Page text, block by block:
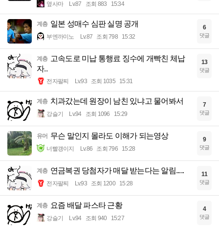
옆사마 Lv.87 조회 883 15:34
계층 일본 성매수 심판 실명 공개
부엔까미노 Lv.87 조회 798 15:32
6
댓글
계층 고속도로 미납 통행료 징수에 개빡친 체납
자..
전자팔찌 Lv.93 조회 1035 15:31
13
댓글
계층 치과갔는데 원장이 남친 있냐고 물어봐서
강슬기 Lv.94 조회 1096 15:29
7
댓글
유머 무슨 말인지 몰라도 이해가 되는영상
너빨갱이지 Lv.86 조회 796 15:28
9
댓글
계층 연금복권 당첨자가 매달 받는다는 알림.....
전자팔찌 Lv.93 조회 1200 15:28
11
댓글
계층 요즘 배달 파스타 근황
강슬기 Lv.94 조회 940 15:27
4
댓글